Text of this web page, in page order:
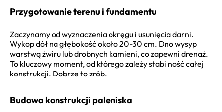
Przygotowanie terenu i fundamentu
Zaczynamy od wyznaczenia okręgu i usunięcia darni.
Wykop dół na głębokość około 20-30 cm. Dno wysyp
warstwą żwiru lub drobnych kamieni, co zapewni drenaż.
To kluczowy moment, od którego zależy stabilność całej
konstrukcji. Dobrze to zrób.
Budowa konstrukcji paleniska